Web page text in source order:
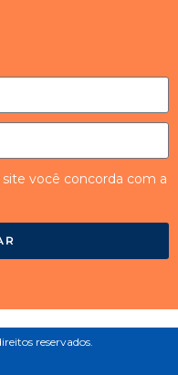
você concorda com a
reservados.